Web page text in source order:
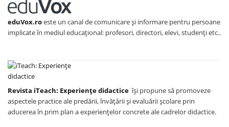
eduVox.roeste un canal de comunicare și informare pentru persoane
implicate în mediul educațional: profesori, directori, elevi, studenți etc..
Revista iTeach: Experienţe didactice îşi propune să promoveze
aspectele practice ale predării, învăţării şi evaluării şcolare prin
aducerea în prim plan a experienţelor concrete ale cadrelor didactice.